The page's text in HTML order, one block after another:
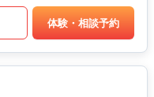
体験・相談予約